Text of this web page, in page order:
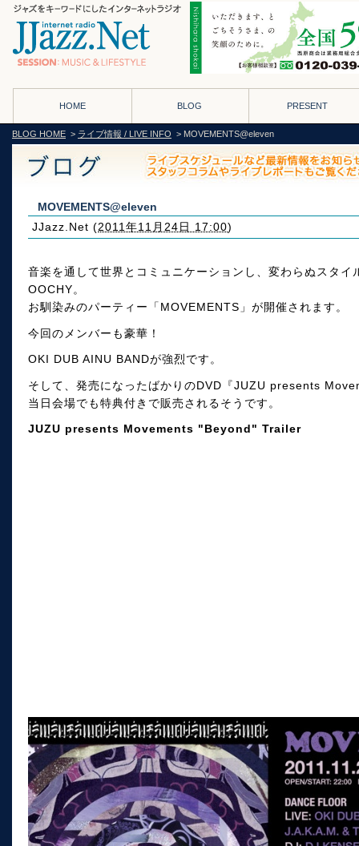
HOME BLOG PRESENT
BLOG HOME > ライブ情報 / LIVE INFO > MOVEMENTS@eleven
MOVEMENTS@eleven
JJazz.Net (2011年11月24日 17:00)
音楽を通して世界とコミュニケーションし、変わらぬスタ
OOCHY。
お馴染みのパーティー「MOVEMENTS」が開催されます。
今回のメンバーも豪華！
OKI DUB AINU BANDが強烈です。
そして、発売になったばかりのDVD『JUZU presents
当日会場でも特典付きで販売されるそうです。
JUZU presents Movements "Beyond" Trailer